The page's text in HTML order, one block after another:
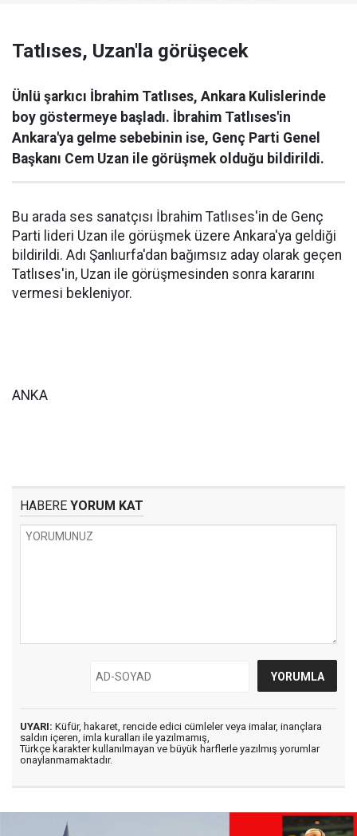
Tatlıses, Uzan'la görüşecek
Ünlü şarkıcı İbrahim Tatlıses, Ankara Kulislerinde
boy göstermeye başladı. İbrahim Tatlıses'in
Ankara'ya gelme sebebinin ise, Genç Parti Genel
Başkanı Cem Uzan ile görüşmek olduğu bildirildi.
Bu arada ses sanatçısı İbrahim Tatlıses'in de Genç
Parti lideri Uzan ile görüşmek üzere Ankara'ya geldiği
bildirildi. Adı Şanlıurfa'dan bağımsız aday olarak geçen
Tatlıses'in, Uzan ile görüşmesinden sonra kararını
vermesi bekleniyor.
ANKA
HABERE YORUM KAT
UYARI: Küfür, hakaret, rencide edici cümleler veya imalar, inançlara
saldırı içeren, imla kuralları ile yazılmamış,
Türkçe karakter kullanılmayan ve büyük harflerle yazılmış yorumlar
onaylanmamaktadır.